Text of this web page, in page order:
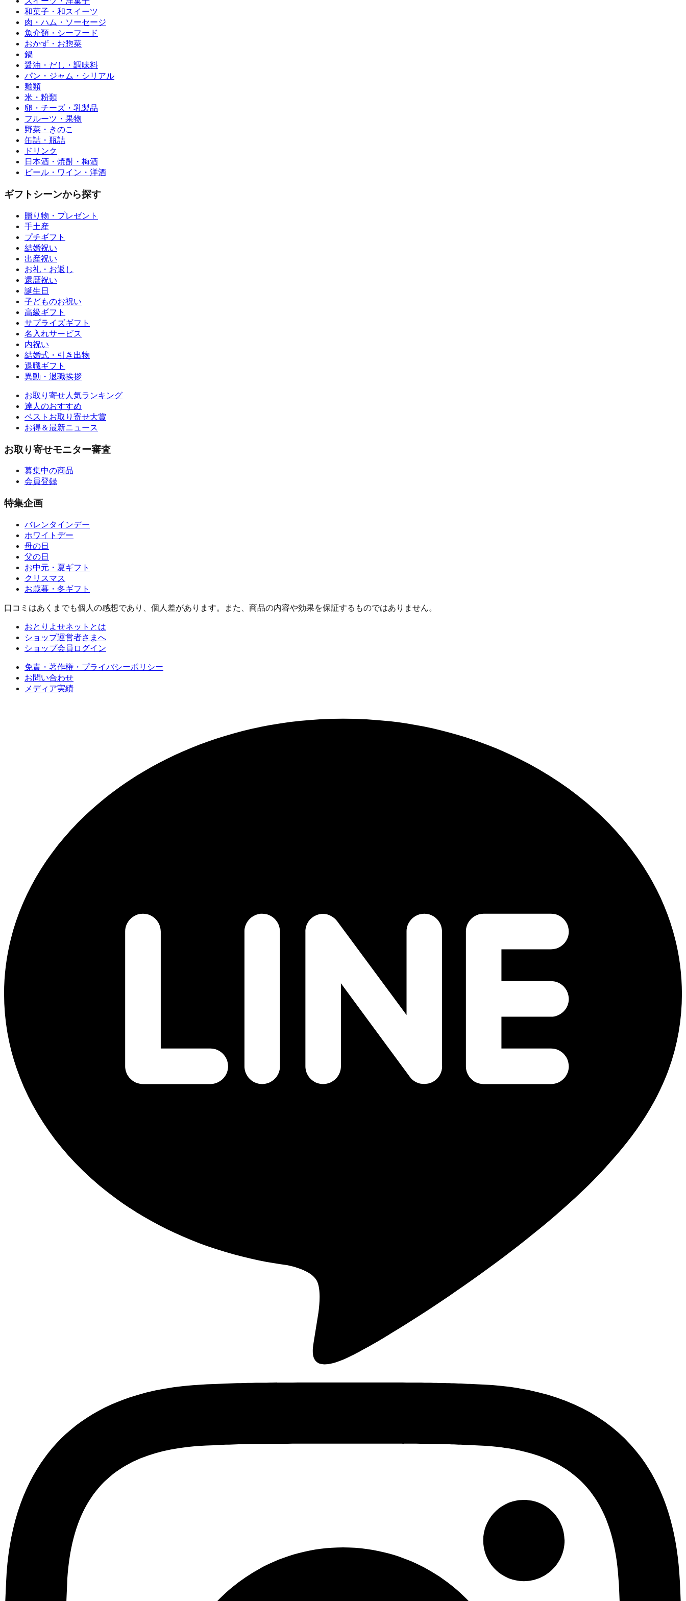
和菓子・和スイーツ
肉・ハム・ソーセージ
魚介類・シーフード
おかず・お惣菜
鍋
醤油・だし・調味料
パン・ジャム・シリアル
麺類
米・粉類
卵・チーズ・乳製品
フルーツ・果物
野菜・きのこ
缶詰・瓶詰
ドリンク
日本酒・焼酎・梅酒
ビール・ワイン・洋酒
ギフトシーンから探す
贈り物・プレゼント
手土産
プチギフト
結婚祝い
出産祝い
お礼・お返し
還暦祝い
誕生日
子どものお祝い
高級ギフト
サプライズギフト
名入れサービス
内祝い
結婚式・引き出物
退職ギフト
異動・退職挨拶
お取り寄せ人気ランキング
達人のおすすめ
ベストお取り寄せ大賞
お得＆最新ニュース
お取り寄せモニター審査
募集中の商品
会員登録
特集企画
バレンタインデー
ホワイトデー
母の日
父の日
お中元・夏ギフト
クリスマス
お歳暮・冬ギフト
口コミはあくまでも個人の感想であり、個人差があります。また、商品の内容や効果を保証するものではありません。
おとりよせネットとは
ショップ運営者さまへ
ショップ会員ログイン
免責・著作権・プライバシーポリシー
お問い合わせ
メディア実績